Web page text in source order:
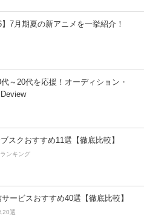
】7月期夏の新アニメを一挙紹介！
～20代を応援！オーディション・
スクおすすめ11選【徹底比較】
ンキング
ービスおすすめ40選【徹底比較】
20選